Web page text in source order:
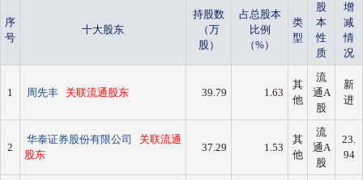
序
号
十大股东
持股数
（万
股）
占总股本
比例
（%）
类
型
股
本
性
质
增
减
情
况
1 周先丰 关联流通股东 39.79 1.63
其
他
流
通A
股
新
进
2
华泰证券股份有限公司
关联流通
股东
37.29 1.53
其
他
流
通A
股
23.
94